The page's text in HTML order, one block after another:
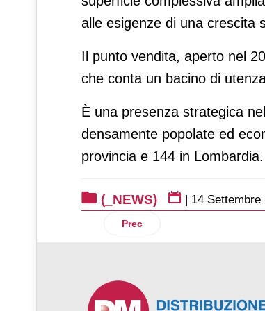
alle esigenze di una crescita
Il punto vendita, aperto nel
che conta un bacino di
È una presenza strategica
densamente popolate ed
provincia e 144 in Lombardia.
(_NEWS) | 14 Settembre
Articolo precedente: Guala
Prec